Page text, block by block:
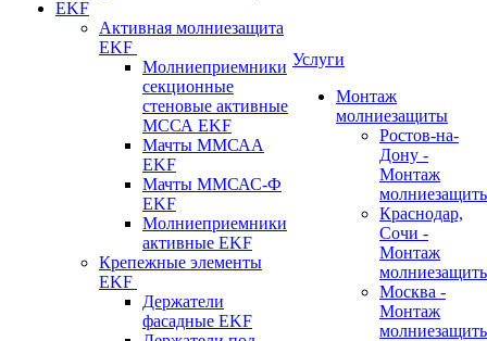
EKF
Активная молниезащита
EKF
Молниеприемники
секционные
стеновые активные
МССА EKF
Мачты ММСАА
EKF
Мачты ММСАС-Ф
EKF
Молниеприемники
активные EKF
Крепежные элементы
EKF
Держатели
фасадные EKF
Услуги
Монтаж
молниезащиты
Ростов-на-
Дону -
Монтаж
Краснодар,
Сочи -
Монтаж
Москва -
Монтаж